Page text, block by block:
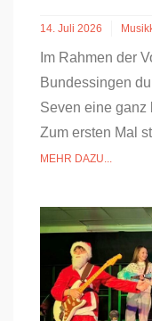
14. Juli 2026
Im Rahmen der
Bundessingen
Seven eine ganz
Zum ersten Mal
MEHR DAZU...